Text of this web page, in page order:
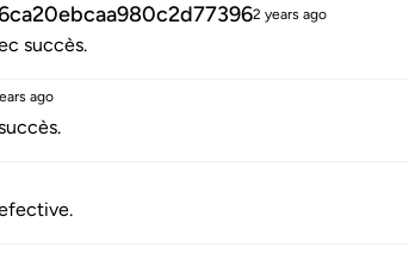
2 years ago
succès.
ago